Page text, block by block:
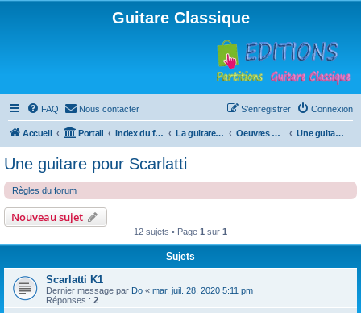
Guitare Classique
FAQ Nous contacter Connexion
S’enregistrer
Accueil Portail Index du forum La guitare : instrument, cours et théorie Oeuvres à la loupe Une guitare pour Scarlatti
Une guitare pour Scarlatti
Règles du forum
Nouveau sujet
12 sujets • Page 1 sur 1
Sujets
Scarlatti K1
Dernier message par Do « mar. juil. 28, 2020 5:11 pm
Réponses : 2